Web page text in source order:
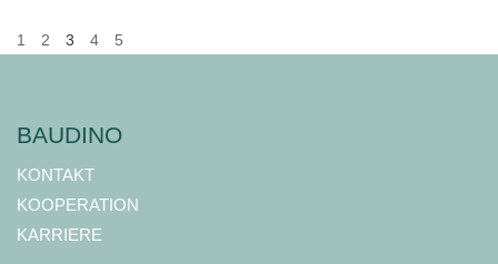
1 2 3 4 5
BAUDINO
KONTAKT
KOOPERATION
KARRIERE